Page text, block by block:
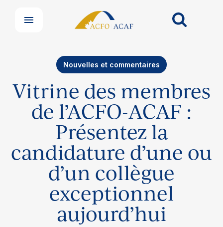
Nouvelles et commentaires
Vitrine des membres
de l’ACFO-ACAF :
Présentez la
candidature d’une ou
d’un collègue
exceptionnel
aujourd’hui